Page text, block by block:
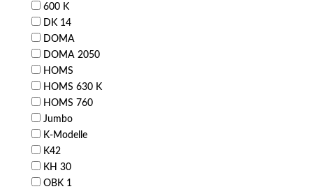
600 K
DK 14
DOMA
DOMA 2050
HOMS
HOMS 630 K
HOMS 760
Jumbo
K-Modelle
K42
KH 30
OBK 1